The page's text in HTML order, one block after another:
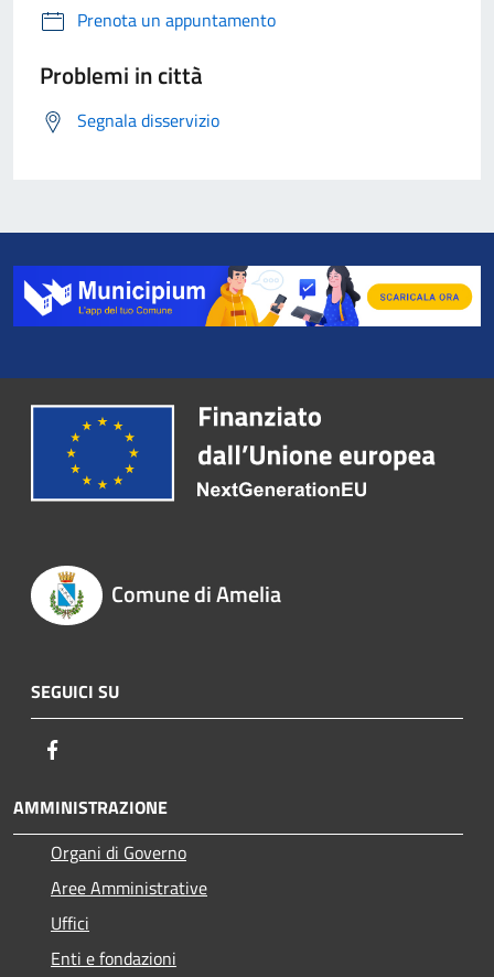
Prenota un appuntamento
Problemi in città
Segnala disservizio
Comune di Amelia
SEGUICI SU
AMMINISTRAZIONE
Organi di Governo
Aree Amministrative
Uffici
Enti e fondazioni